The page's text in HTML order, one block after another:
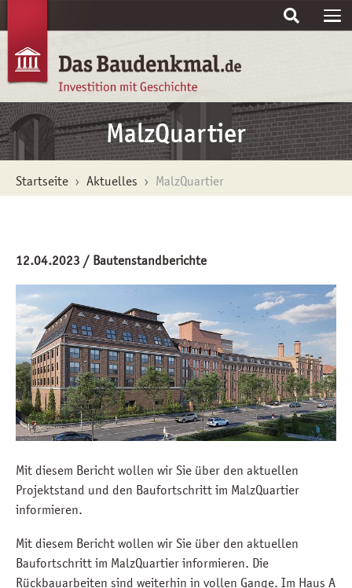
MalzQuartier
Startseite Aktuelles MalzQuartier
12.04.2023 / Bautenstandberichte
Mit diesem Bericht wollen wir Sie über den aktuellen
Projektstand und den Baufortschritt im MalzQuartier
informieren.
Mit diesem Bericht wollen wir Sie über den aktuellen
Baufortschritt im MalzQuartier informieren. Die
Rückbauarbeiten sind weiterhin in vollen Gange. Im Haus A